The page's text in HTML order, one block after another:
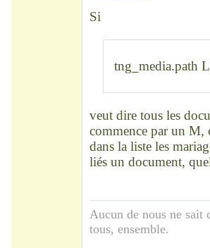
Si
tng_media.path
veut dire tous les
commence par un M,
dans la liste les
liés un document,
Aucun de nous ne sait
tous, ensemble.